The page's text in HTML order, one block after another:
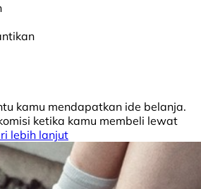
kamu mendapatkan ide belanja.
ketika kamu membeli lewat
lebih lanjut